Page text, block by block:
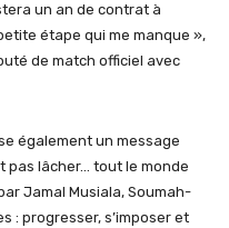
un an de contrat à
étape qui me manque »,
de match officiel avec
également un message
pas lâcher… tout le monde
Jamal Musiala, Soumah-
: progresser, s’imposer et